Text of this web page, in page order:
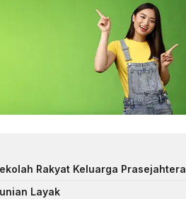
Rakyat Keluarga Prasejahtera
Layak